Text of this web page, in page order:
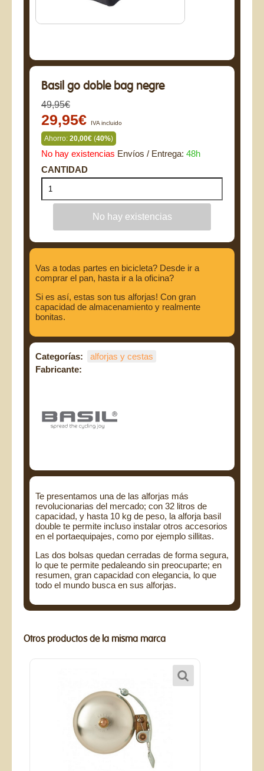
Basil go doble bag negre
49,95€
29,95€ IVA incluido
Ahorro: 20,00€ (40%)
No hay existencias Envíos / Entrega: 48h
Vas a todas partes en bicicleta? Desde ir a
comprar el pan, hasta ir a la oficina?
Si es así, estas son tus alforjas! Con gran
capacidad de almacenamiento y realmente
bonitas.
Categorías:
alforjas y cestas
Fabricante:
Te presentamos una de las alforjas más
revolucionarias del mercado; con 32 litros de
capacidad, y hasta 10 kg de peso, la alforja basil
double te permite incluso instalar otros accesorios
en el portaequipajes, como por ejemplo sillitas.
Las dos bolsas quedan cerradas de forma segura,
lo que te permite pedaleando sin preocuparte; en
resumen, gran capacidad con elegancia, lo que
todo el mundo busca en sus alforjas.
Otros productos de la misma marca